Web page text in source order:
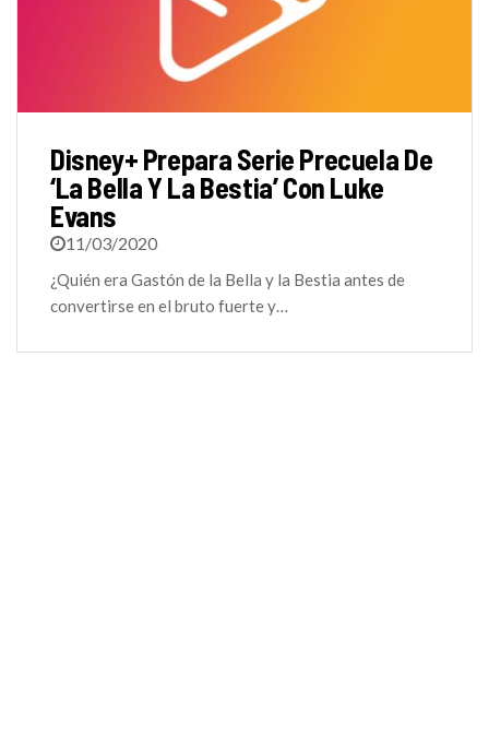
Disney+ Prepara Serie Precuela De
‘La Bella Y La Bestia’ Con Luke
Evans
11/03/2020
¿Quién era Gastón de la Bella y la Bestia antes de
convertirse en el bruto fuerte y…